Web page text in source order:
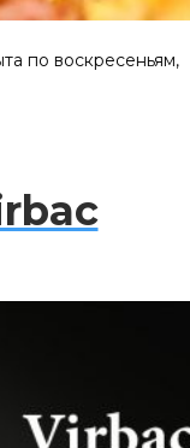
по воскресеньям,